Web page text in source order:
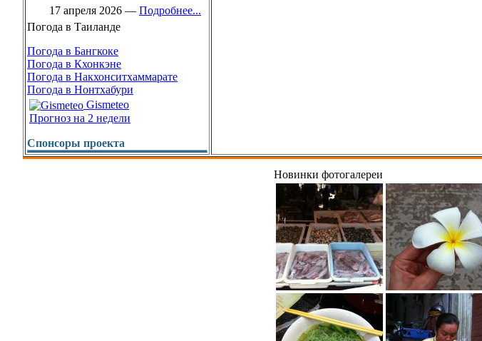
17 апреля 2026 — Подробнее...
Погода в Таиланде
Погода в Бангкоке
Погода в Кхонкэне
Погода в Накхонситхаммарате
Погода в Нонтхабури
Gismeteo
Прогноз на 2 недели
Спонсоры проекта
Новинки фотогалереи